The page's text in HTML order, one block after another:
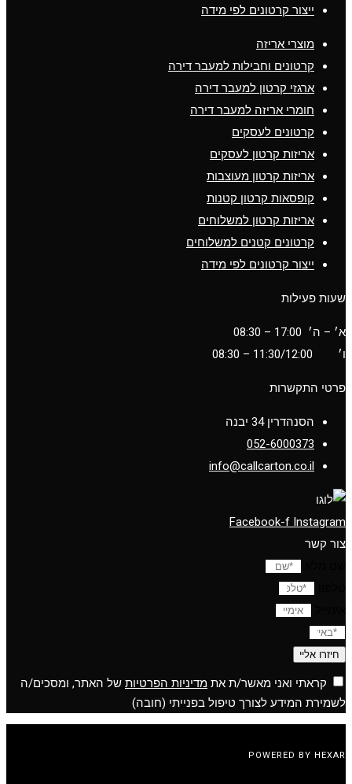
ייצור קרטונים לפי מידה
מוצרי אריזה
קרטונים וחבילות למעבר דירה
ארגזי קרטון למעבר דירה
חומרי אריזה למעבר דירה
קרטונים לעסקים
אריזות קרטון לעסקים
אריזות קרטון מעוצבות
קופסאות קרטון קטנות
אריזות קרטון למשלוחים
קרטונים קטנים למשלוחים
ייצור קרטונים לפי מידה
שעות פעילות
א׳ – ה׳ 17:00 – 08:30
ו׳
11:30/12:00
– 08:30
פרטי התקשרות
הסנהדרין 34 יבנה
052-6000373
info@callcarton.co.il
Facebook-f Instagram
צור קשר
חיזרו אליי
קראתי ואני מאשר/ת אתמדיניות הפרטיותשל האתר, ומסכים/ה
לשמירת המידע לצורך טיפול בפנייתי (חובה)
POWERED BY HEXAR